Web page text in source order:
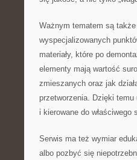
Ważnym tematem są
wyspecjalizowanych
materiały, które po
elementy mają wartość
zmieszanych oraz jak
przetworzenia. Dzięki
i kierowane do właściwego
Serwis ma też wymiar
albo pozbyć się